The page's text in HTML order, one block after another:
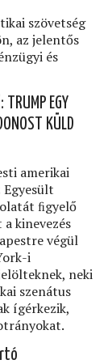
szövetség
az jelentős
és
TRUMP EGY
KÜLD
amerikai
ﬁgyelő
kinevezés
végül
i
neki
szenátus
ígérkezik,